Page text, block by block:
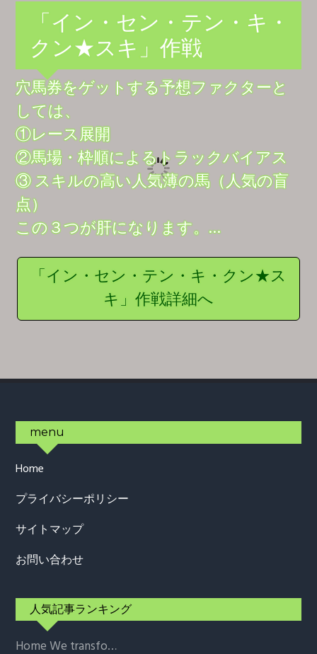
「イン・セン・テン・キ・
クン★スキ」作戦
穴馬券をゲットする予想ファクターと
しては、
①レース展開
②馬場・枠順によるトラックバイアス
③ スキルの高い人気薄の馬（人気の盲
点）
この３つが肝になります。…
「イン・セン・テン・キ・クン★ス
キ」作戦詳細へ
Footer
menu
Home
プライバシーポリシー
サイトマップ
お問い合わせ
人気記事ランキング
HomeWe transfo…